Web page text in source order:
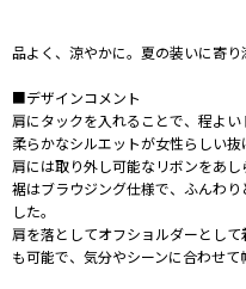
品よく、涼やかに。夏の装いに寄
■デザインコメント
肩にタックを入れることで、程よい
柔らかなシルエットが女性らしい抜
肩には取り外し可能なリボンをあし
裾はブラウジング仕様で、ふんわ
した。
肩を落としてオフショルダーとし
も可能で、気分やシーンに合わせて